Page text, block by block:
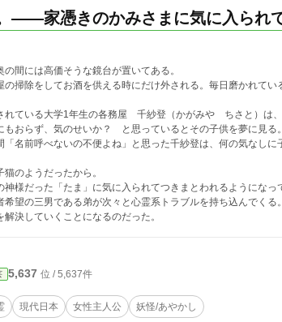
――家憑きのかみさまに気に入られ
間には高価そうな鏡台が置いてある。
掃除をしてお酒を供える時にだけ外される。毎日磨かれてい
れている大学1年生の各務屋 千紗登（かがみや ちさと）は
おらず、気のせいか？ と思っているとその子供を夢に見る。
名前呼べないの不便よね」と思った千紗登は、何の気なしに
のようだったから。
様だった「たま」に気に入られてつきまとわれるようにな
望の三男である弟が次々と心霊系トラブルを持ち込んでくる。
決していくことになるのだった。
5,637 位 / 5,637件
現代日本 女性主人公 妖怪/あやかし